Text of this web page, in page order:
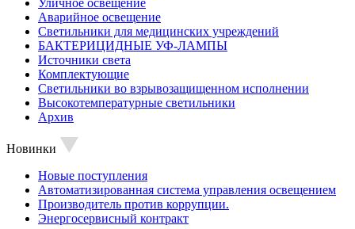
Уличное освещение
Аварийное освещение
Светильники для медицинских учреждений
БАКТЕРИЦИДНЫЕ УФ-ЛАМПЫ
Источники света
Комплектующие
Светильники во взрывозащищенном исполнении
Высокотемпературные светильники
Архив
Новинки
Новые поступления
Автоматизированная система управления освещением
Производитель против коррупции.
Энергосервисный контракт